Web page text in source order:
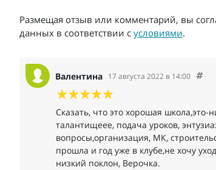
Размещая отзыв или комментарий, вы
данных в соответствии с условиями.
Валентина 17 августа 2022 в 14:00
Сказать, что это хорошая школа‚это-
талантищеее, подача уроков,
вопросы‚организация‚ МК,
прошла и год уже в клубе‚не хочу
низкий поклон, Верочка.